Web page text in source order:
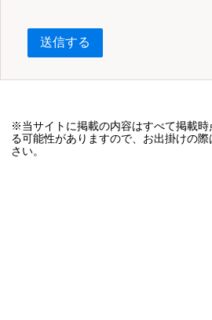
送信する
※当サイトに掲載の内容はすべて掲載
る可能性がありますので、お出掛けの
さい。